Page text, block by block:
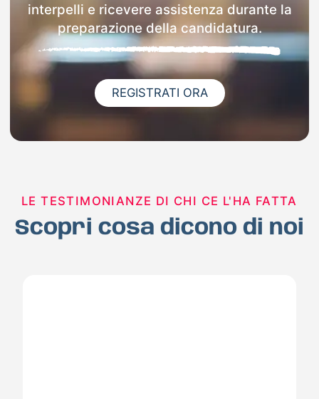
interpelli e ricevere assistenza durante la
preparazione della candidatura.
REGISTRATI ORA
LE TESTIMONIANZE DI CHI CE L'HA FATTA
Scopri cosa dicono di noi